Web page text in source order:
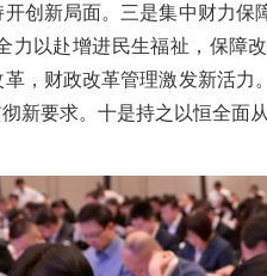
创新局面。三是集中财力
以赴增进民生福祉，保障
，财政改革管理激发新活力
新要求。十是持之以恒全面